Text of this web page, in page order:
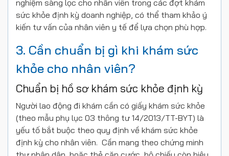
nghiệm sàng lọc cho nhân viên trong các đợt khám
sức khỏe định kỳ doanh nghiệp, có thể tham khảo ý
kiến tư vấn của nhân viên y tế để lựa chọn phù hợp.
3. Cần chuẩn bị gì khi khám sức
khỏe cho nhân viên?
Chuẩn bị hồ sơ khám sức khỏe định kỳ
Người lao động đi khám cần có giấy khám sức khỏe
(theo mẫu phụ lục 03 thông tư 14/2013/TT-BYT) là
yếu tố bắt buộc theo quy định về khám sức khỏe
định kỳ cho nhân viên. Cần mang theo chứng minh